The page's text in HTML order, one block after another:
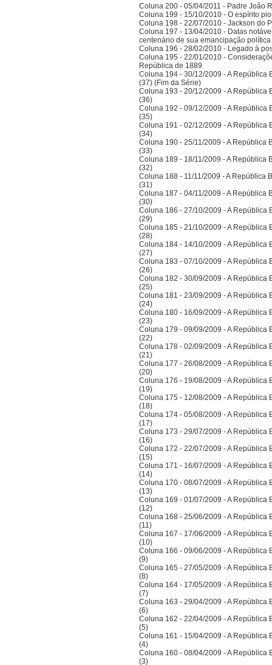
Coluna 200 - 05/04/2011 - Padre João
Coluna 199 - 15/10/2010 - O espírito
Coluna 198 - 22/07/2010 - Jackson do
Coluna 197 - 13/04/2010 - Datas
centenário de sua emancipação
Coluna 196 - 28/02/2010 - Legado à
Coluna 195 - 22/01/2010 -
República de 1889
Coluna 194 - 30/12/2009 - A República
(37) (Fim da Série)
Coluna 193 - 20/12/2009 - A República
(36)
Coluna 192 - 09/12/2009 - A República
(35)
Coluna 191 - 02/12/2009 - A República
(34)
Coluna 190 - 25/11/2009 - A República
(33)
Coluna 189 - 18/11/2009 - A República
(32)
Coluna 188 - 11/11/2009 - A República
(31)
Coluna 187 - 04/11/2009 - A República
(30)
Coluna 186 - 27/10/2009 - A República
(29)
Coluna 185 - 21/10/2009 - A República
(28)
Coluna 184 - 14/10/2009 - A República
(27)
Coluna 183 - 07/10/2009 - A República
(26)
Coluna 182 - 30/09/2009 - A República
(25)
Coluna 181 - 23/09/2009 - A República
(24)
Coluna 180 - 16/09/2009 - A República
(23)
Coluna 179 - 09/09/2009 - A República
(22)
Coluna 178 - 02/09/2009 - A República
(21)
Coluna 177 - 26/08/2009 - A República
(20)
Coluna 176 - 19/08/2009 - A República
(19)
Coluna 175 - 12/08/2009 - A República
(18)
Coluna 174 - 05/08/2009 - A República
(17)
Coluna 173 - 29/07/2009 - A República
(16)
Coluna 172 - 22/07/2009 - A República
(15)
Coluna 171 - 16/07/2009 - A República
(14)
Coluna 170 - 08/07/2009 - A República
(13)
Coluna 169 - 01/07/2009 - A República
(12)
Coluna 168 - 25/06/2009 - A República
(11)
Coluna 167 - 17/06/2009 - A República
(10)
Coluna 166 - 09/06/2009 - A República
(9)
Coluna 165 - 27/05/2009 - A República
(8)
Coluna 164 - 17/05/2009 - A República
(7)
Coluna 163 - 29/04/2009 - A República
(6)
Coluna 162 - 22/04/2009 - A República
(5)
Coluna 161 - 15/04/2009 - A República
(4)
Coluna 160 - 08/04/2009 - A República
(3)